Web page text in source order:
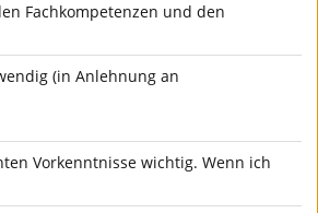
Fachkompetenzen und den
(in Anlehnung an
Vorkenntnisse wichtig. Wenn ich